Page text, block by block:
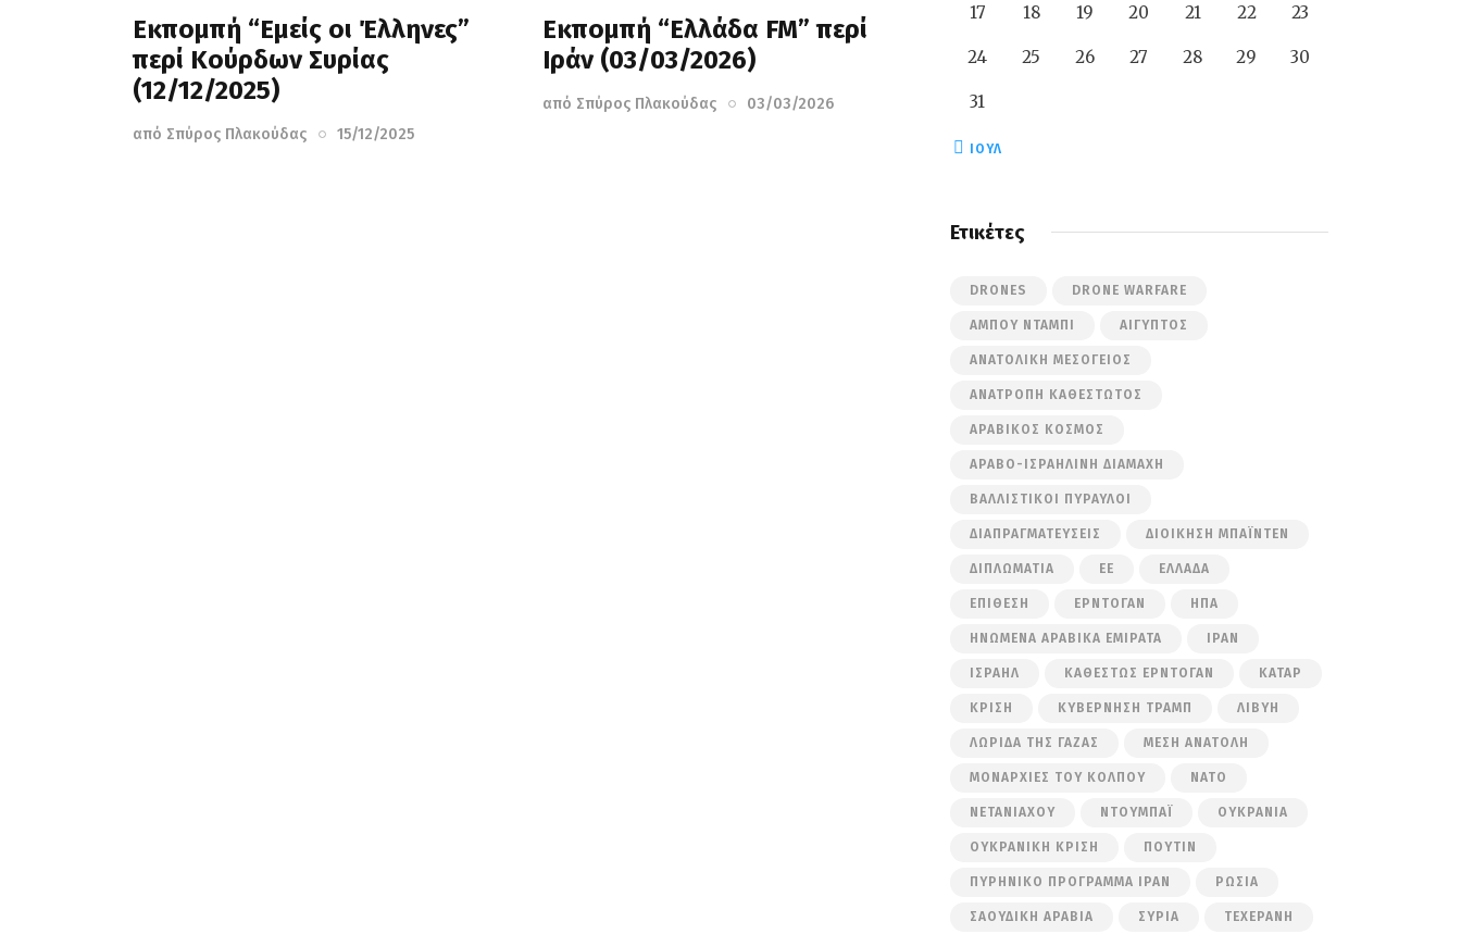
Eκπομπή “Εμείς οι Έλληνες”
περί Κούρδων Συρίας
(12/12/2025)
από Σπύρος Πλακούδας 15/12/2025
Εκπομπή “Ελλάδα FM” περί
Ιράν (03/03/2026)
από Σπύρος Πλακούδας 03/03/2026
17 18 19 20 21 22 23
24 25 26 27 28 29 30
31
« ΙΟΎΛ
Ετικέτες
DRONES DRONE WARFARE
ΆΜΠΟΥ ΝΤΆΜΠΙ ΑΊΓΥΠΤΟΣ
ΑΝΑΤΟΛΙΚΉ ΜΕΣΌΓΕΙΟΣ
ΑΝΑΤΡΟΠΉ ΚΑΘΕΣΤΏΤΟΣ
ΑΡΑΒΙΚΌΣ ΚΌΣΜΟΣ
ΑΡΑΒΟ-ΙΣΡΑΗΛΙΝΉ ΔΙΑΜΆΧΗ
ΒΑΛΛΙΣΤΙΚΟΊ ΠΎΡΑΥΛΟΙ
ΔΙΑΠΡΑΓΜΑΤΕΎΣΕΙΣ ΔΙΟΊΚΗΣΗ ΜΠΆΙΝΤΕΝ
ΔΙΠΛΩΜΑΤΊΑ ΕΕ ΕΛΛΆΔΑ
ΕΠΊΘΕΣΗ ΕΡΝΤΟΓΆΝ ΗΠΑ
ΗΝΩΜΈΝΑ ΑΡΑΒΙΚΆ ΕΜΙΡΆΤΑ ΙΡΆΝ
ΙΣΡΑΉΛ ΚΑΘΕΣΤΏΣ ΕΡΝΤΟΓΆΝ ΚΑΤΆΡ
ΚΡΊΣΗ ΚΥΒΈΡΝΗΣΗ ΤΡΑΜΠ ΛΙΒΎΗ
ΛΩΡΊΔΑ ΤΗΣ ΓΆΖΑΣ ΜΈΣΗ ΑΝΑΤΟΛΉ
ΜΟΝΑΡΧΊΕΣ ΤΟΥ ΚΌΛΠΟΥ ΝΑΤΟ
ΝΕΤΑΝΙΆΧΟΥ ΝΤΟΥΜΠΆΙ ΟΥΚΡΑΝΊΑ
ΟΥΚΡΑΝΙΚΉ ΚΡΊΣΗ ΠΟΎΤΙΝ
ΠΥΡΗΝΙΚΌ ΠΡΌΓΡΑΜΜΑ ΙΡΆΝ ΡΩΣΊΑ
ΣΑΟΥΔΙΚΉ ΑΡΑΒΊΑ ΣΥΡΊΑ ΤΕΧΕΡΆΝΗ